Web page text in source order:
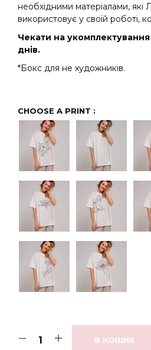
необхідними матеріалами, які
використовує у своїй роботі,
Чекати на
днів.
*Бокс для не художників.
CHOOSE A PRINT :
В КОШИК